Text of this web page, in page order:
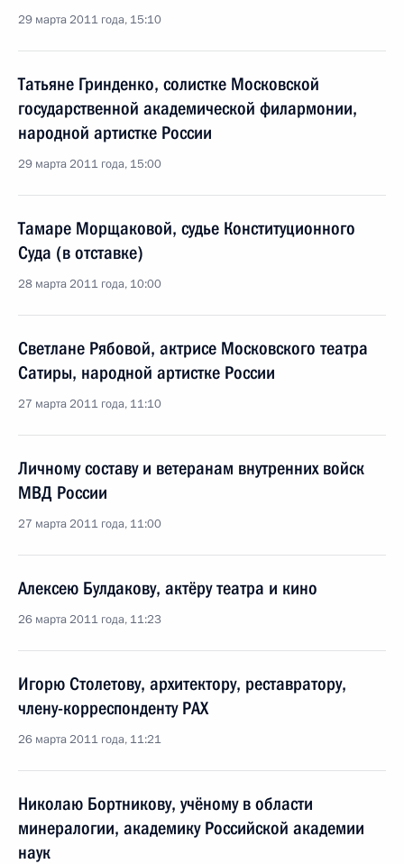
29 марта 2011 года, 15:10
Татьяне Гринденко, солистке Московской
государственной академической филармонии,
народной артистке России
29 марта 2011 года, 15:00
Тамаре Морщаковой, судье Конституционного
Суда (в отставке)
28 марта 2011 года, 10:00
Светлане Рябовой, актрисе Московского театра
Сатиры, народной артистке России
27 марта 2011 года, 11:10
Личному составу и ветеранам внутренних войск
МВД России
27 марта 2011 года, 11:00
Алексею Булдакову, актёру театра и кино
26 марта 2011 года, 11:23
Игорю Столетову, архитектору, реставратору,
члену-корреспонденту PAX
26 марта 2011 года, 11:21
Николаю Бортникову, учёному в области
минералогии, академику Российской академии
наук